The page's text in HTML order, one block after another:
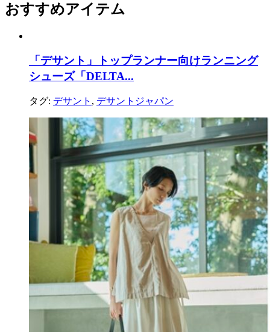
おすすめアイテム
「デサント」トップランナー向けランニング
シューズ「DELTA...
タグ: デサント , デサントジャパン